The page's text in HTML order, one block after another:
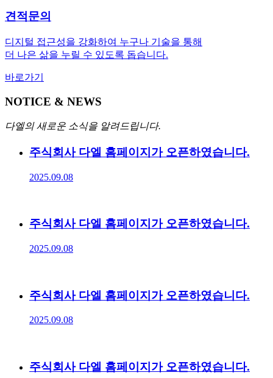
견적문의
디지털 접근성을 강화하여 누구나 기술을 통해
더 나은 삶을 누릴 수 있도록 돕습니다.
바로가기
NOTICE & NEWS
다엘의 새로운 소식을 알려드립니다.
주식회사 다엘 홈페이지가 오픈하였습니다.
2025.09.08
주식회사 다엘 홈페이지가 오픈하였습니다.
2025.09.08
주식회사 다엘 홈페이지가 오픈하였습니다.
2025.09.08
주식회사 다엘 홈페이지가 오픈하였습니다.